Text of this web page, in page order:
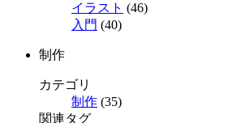
イラスト (46)
入門 (40)
制作
カテゴリ
制作 (35)
関連タグ